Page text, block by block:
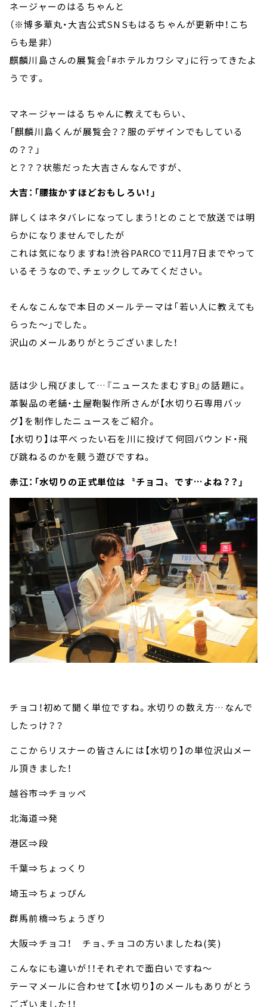
ネージャーのはるちゃんと
（※博多華丸・大吉公式SNSもはるちゃんが更新中！こち
らも是非）
麒麟川島さんの展覧会「#ホテルカワシマ」に行ってきたよ
うです。
マネージャーはるちゃんに教えてもらい、
「麒麟川島くんが展覧会？？服のデザインでもしている
の？？」
と？？？状態だった大吉さんなんですが、
大吉：「腰抜かすほどおもしろい！」
詳しくはネタバレになってしまう！とのことで放送では明
らかになりませんでしたが
これは気になりますね！渋谷PARCOで11月7日までやって
いるそうなので、チェックしてみてください。
そんなこんなで本日のメールテーマは「若い人に教えても
らった～」でした。
沢山のメールありがとうございました！
話は少し飛びまして…『ニュースたまむすB』の話題に。
革製品の老舗・土屋鞄製作所さんが【水切り石専用バッ
グ】を制作したニュースをご紹介。
【水切り】は平べったい石を川に投げて何回バウンド・飛
び跳ねるのかを競う遊びですね。
赤江：「水切りの正式単位は〝チョコ〟です…よね？？」
チョコ！初めて聞く単位ですね。水切りの数え方…なんで
したっけ？？
ここからリスナーの皆さんには【水切り】の単位沢山メー
ル頂きました！
越谷市⇒チョッペ
北海道⇒発
港区⇒段
千葉⇒ちょっくり
埼玉⇒ちょっぴん
群馬前橋⇒ちょうぎり
大阪⇒チョコ！ チョ、チョコの方いましたね(笑)
こんなにも違いが！！それぞれで面白いですね～
テーマメールに合わせて【水切り】のメールもありがとう
ございました！！